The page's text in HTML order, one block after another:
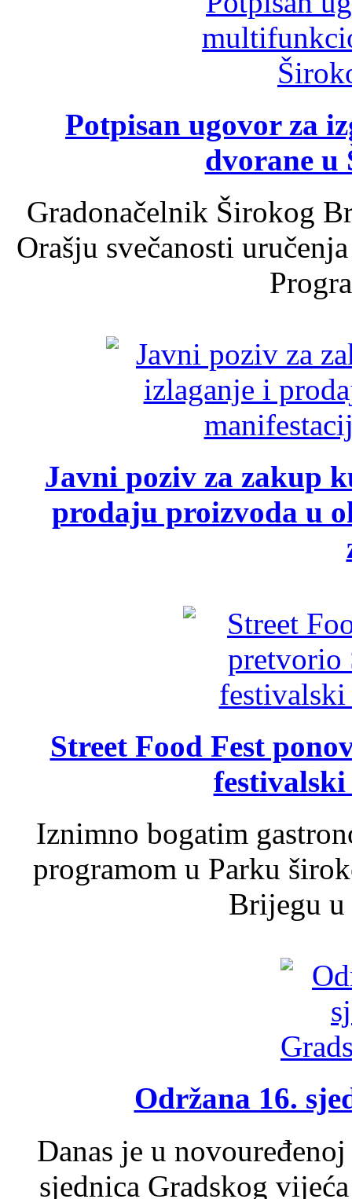
Potpisan ugovor za
dvorane u
Gradonačelnik Širokog
Orašju svečanosti
Javni poziv za zakup
prodaju proizvoda u
Street Food Fest
Iznimno bogatim
programom u Parku
Brijegu u
Održana 16.
Danas je u
sjednica Gradskog